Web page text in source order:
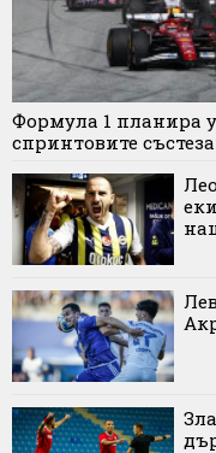
Формула 1 планира
спринтовите